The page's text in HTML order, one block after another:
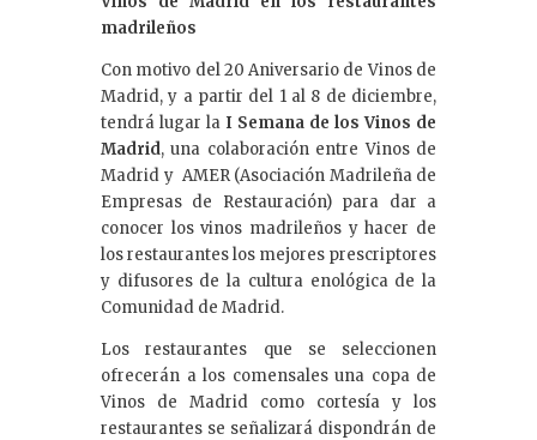
madrileños
Con motivo del 20 Aniversario de Vinos de
Madrid, y a partir del 1 al 8 de diciembre,
tendrá lugar la I Semana de los Vinos de
Madrid, una colaboración entre Vinos de
Madrid y AMER (Asociación Madrileña de
Empresas de Restauración) para dar a
conocer los vinos madrileños y hacer de
los restaurantes los mejores prescriptores
y difusores de la cultura enológica de la
Comunidad de Madrid.
Los restaurantes que se seleccionen
ofrecerán a los comensales una copa de
Vinos de Madrid como cortesía y los
restaurantes se señalizará dispondrán de